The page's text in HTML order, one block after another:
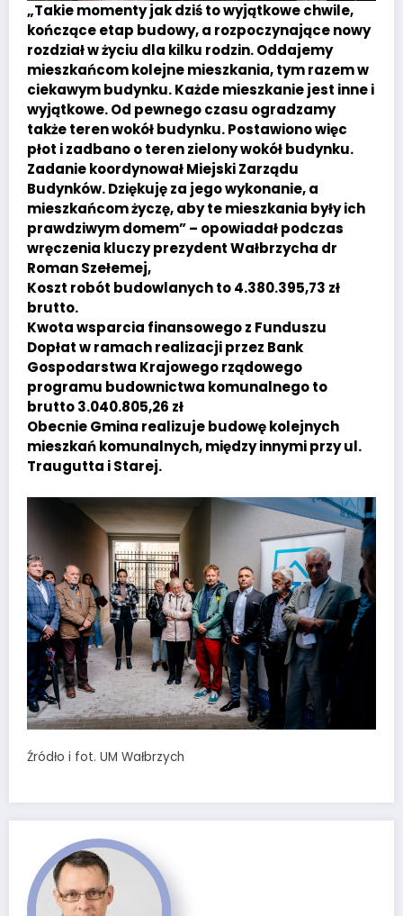
„Takie momenty jak dziś to wyjątkowe chwile,
kończące etap budowy, a rozpoczynające nowy
rozdział w życiu dla kilku rodzin. Oddajemy
mieszkańcom kolejne mieszkania, tym razem w
ciekawym budynku. Każde mieszkanie jest inne i
wyjątkowe. Od pewnego czasu ogradzamy
także teren wokół budynku. Postawiono więc
płot i zadbano o teren zielony wokół budynku.
Zadanie koordynował Miejski Zarządu
Budynków. Dziękuję za jego wykonanie, a
mieszkańcom życzę, aby te mieszkania były ich
prawdziwym domem” – opowiadał podczas
wręczenia kluczy prezydent Wałbrzycha dr
Roman Szełemej,
Koszt robót budowlanych to 4.380.395,73 zł
brutto.
Kwota wsparcia finansowego z Funduszu
Dopłat w ramach realizacji przez Bank
Gospodarstwa Krajowego rządowego
programu budownictwa komunalnego to
brutto 3.040.805,26 zł
Obecnie Gmina realizuje budowę kolejnych
mieszkań komunalnych, między innymi przy ul.
Traugutta i Starej.
Źródło i fot. UM Wałbrzych